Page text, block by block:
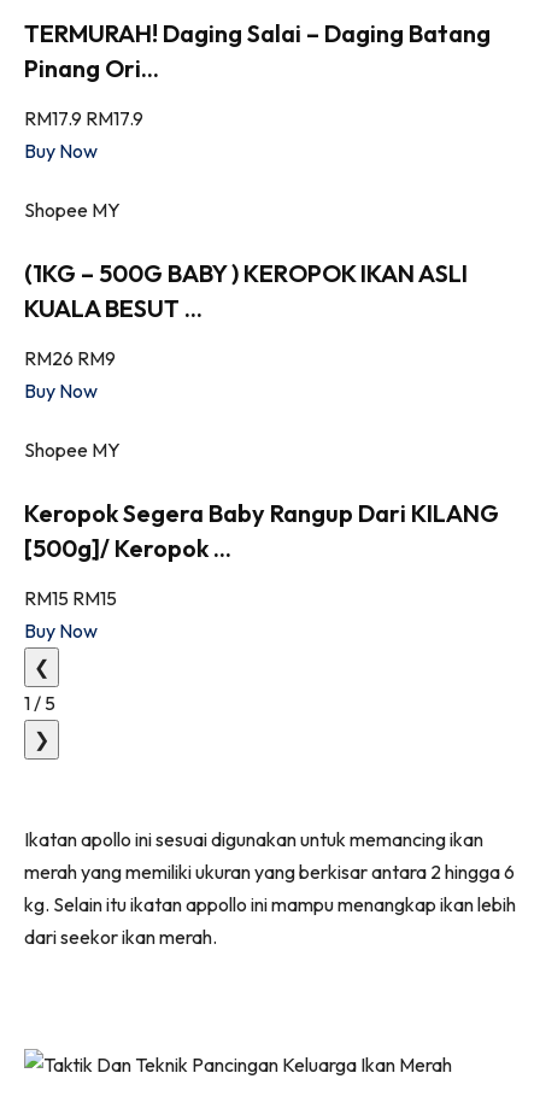
TERMURAH! Daging Salai – Daging Batang
Pinang Ori...
RM17.9 RM17.9
Buy Now
Shopee MY
(1KG – 500G BABY ) KEROPOK IKAN ASLI
KUALA BESUT ...
RM26 RM9
Buy Now
Shopee MY
Keropok Segera Baby Rangup Dari KILANG
[500g]/ Keropok ...
RM15 RM15
Buy Now
❮
1 / 5
❯
Ikatan apollo ini sesuai digunakan untuk memancing ikan
merah yang memiliki ukuran yang berkisar antara 2 hingga 6
kg. Selain itu ikatan appollo ini mampu menangkap ikan lebih
dari seekor ikan merah.